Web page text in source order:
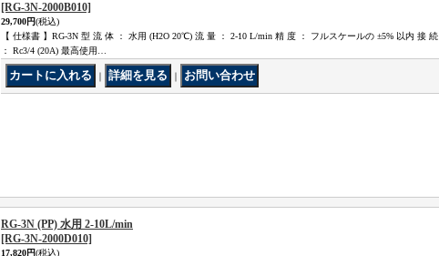
[RG-3N-2000B010]
29,700円(税込)
【 仕様書 】RG-3N 型 流 体 ： 水用 (H2O 20℃) 流 量 ： 2-10 L/min 精 度 ： フルスケールの ±5% 以内 接 続
： Rc3/4 (20A) 最高使用…
｜ ｜
RG-3N (PP) 水用 2-10L/min
[RG-3N-2000D010]
17,820円(税込)